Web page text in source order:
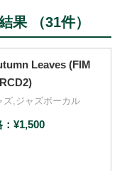
果 （31件）
Leaves (FIM
ズ ジャズボーカル
¥1,500